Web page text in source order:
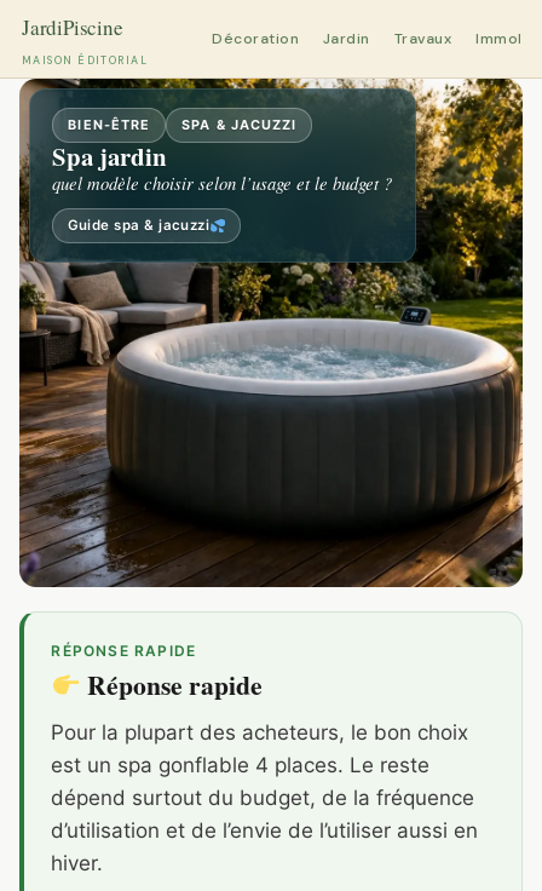
MAISON ÉDITORIAL
Décoration Jardin Travaux
Aller
contenu
BIEN-ÊTRE SPA & JACUZZI
Spa jardin
quel modèle choisir selon l’usage et le budget ?
Guide spa & jacuzzi
RÉPONSE RAPIDE
Réponse rapide
Pour la plupart des acheteurs, le bon choix
est un spa gonflable 4 places. Le reste
dépend surtout du budget, de la fréquence
d’utilisation et de l’envie de l’utiliser aussi en
hiver.